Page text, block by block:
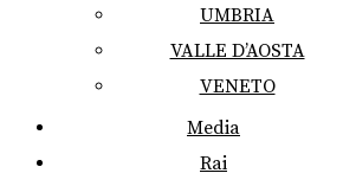
UMBRIA
VALLE D’AOSTA
VENETO
Media
Rai